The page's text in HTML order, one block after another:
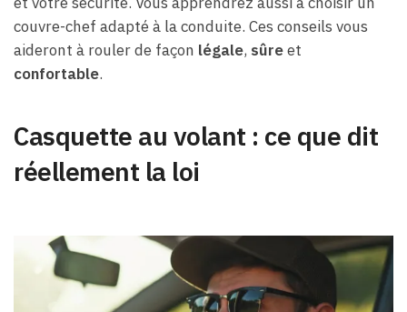
couvre-chef adapté à la conduite. Ces conseils vous
aideront à rouler de façon légale, sûreet
confortable.
Casquette au volant : ce que dit
réellement la loi